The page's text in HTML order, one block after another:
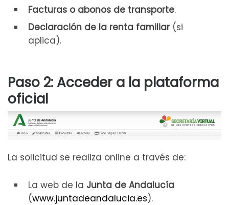
Facturas o abonos de transporte.
Declaración de la renta familiar(si
aplica).
Paso 2: Acceder a la plataforma
oficial
La solicitud se realiza online a través de:
La web de la Junta de Andalucía
(www.juntadeandalucia.es).